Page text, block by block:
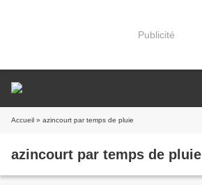
Publicité
Accueil » azincourt par temps de pluie
azincourt par temps de pluie